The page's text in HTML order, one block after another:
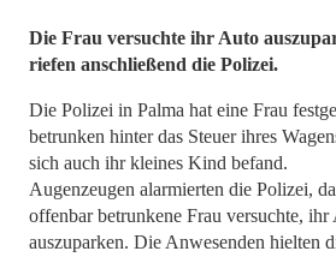
Die Frau versuchte ihr Auto
riefen anschließend die Polizei.
Die Polizei in Palma hat eine Frau
betrunken hinter das Steuer ihres
sich auch ihr kleines Kind befand.
Augenzeugen alarmierten die Polizei,
offenbar betrunkene Frau versuchte,
auszuparken. Die Anwesenden hielten